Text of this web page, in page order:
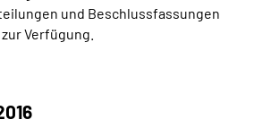
und Beschlussfassungen
Verfügung.